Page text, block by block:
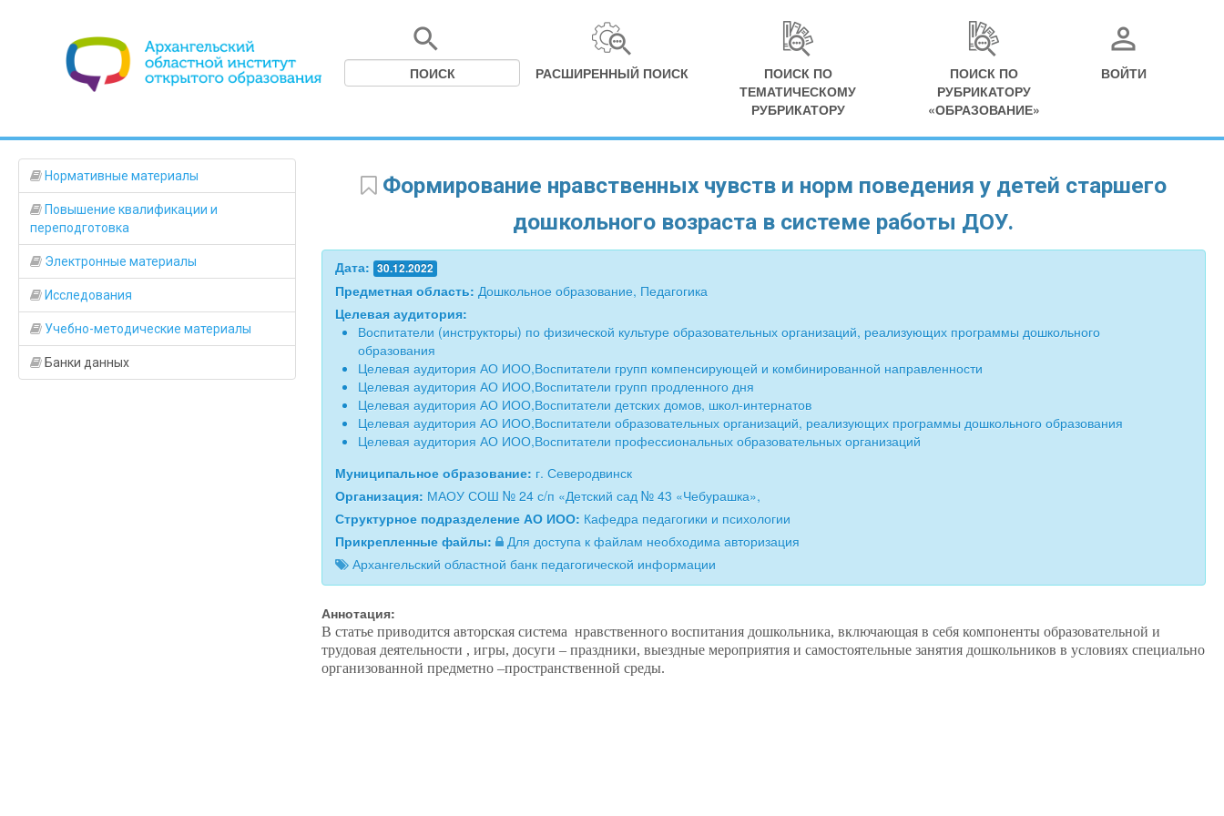
РАСШИРЕННЫЙ ПОИСК
ПОИСК ПО
ТЕМАТИЧЕСКОМУ
РУБРИКАТОРУ
ПОИСК ПО
РУБРИКАТОРУ
«ОБРАЗОВАНИЕ»
ВОЙТИ
Нормативные материалы
Повышение квалификации и
переподготовка
Электронные материалы
Исследования
Учебно-методические материалы
Банки данных
Формирование нравственных чувств и норм поведения у детей старшего
дошкольного возраста в системе работы ДОУ.
Дата: 30.12.2022
Предметная область: Дошкольное образование, Педагогика
Целевая аудитория:
Воспитатели (инструкторы) по физической культуре образовательных организаций, реализующих программы дошкольного
образования
Целевая аудитория АО ИОО,Воспитатели групп компенсирующей и комбинированной направленности
Целевая аудитория АО ИОО,Воспитатели групп продленного дня
Целевая аудитория АО ИОО,Воспитатели детских домов, школ-интернатов
Целевая аудитория АО ИОО,Воспитатели образовательных организаций, реализующих программы дошкольного образования
Целевая аудитория АО ИОО,Воспитатели профессиональных образовательных организаций
Муниципальное образование: г. Северодвинск
Организация: МАОУ СОШ № 24 с/п «Детский сад № 43 «Чебурашка»,
Структурное подразделение АО ИОО: Кафедра педагогики и психологии
Прикрепленные файлы:
Для доступа к файлам необходима авторизация
Архангельский областной банк педагогической информации
Аннотация:
В статье приводится авторская система нравственного воспитания дошкольника, включающая в себя компоненты образовательной и
трудовая деятельности , игры, досуги – праздники, выездные мероприятия и самостоятельные занятия дошкольников в условиях специально
организованной предметно –пространственной среды.